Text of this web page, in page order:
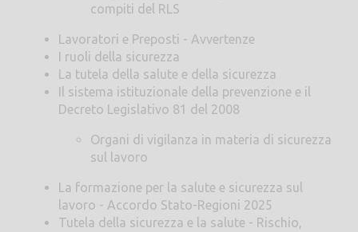
compiti del RLS
Lavoratori e Preposti - Avvertenze
I ruoli della sicurezza
La tutela della salute e della sicurezza
Il sistema istituzionale della prevenzione e il
Decreto Legislativo 81 del 2008
Organi di vigilanza in materia di sicurezza
sul lavoro
La formazione per la salute e sicurezza sul
lavoro - Accordo Stato-Regioni 2025
Tutela della sicurezza e la salute - Rischio,